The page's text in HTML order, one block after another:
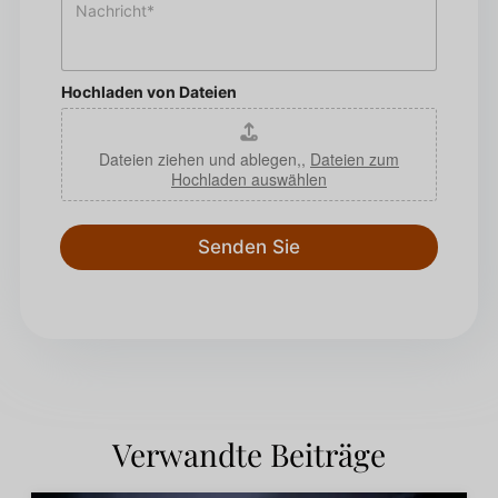
n
*
h
r
i
c
h
t
*
Hochladen von Dateien
Dateien ziehen und ablegen,, Dateien zum
Hochladen auswählen
Senden Sie
Verwandte Beiträge